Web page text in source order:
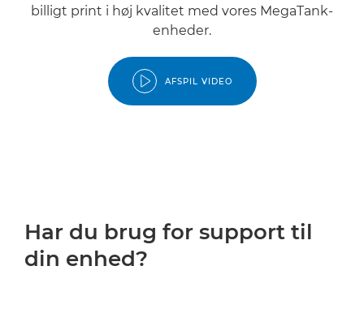
billigt print i høj kvalitet med vores MegaTank-
enheder.
AFSPIL VIDEO
Har du brug for support til
din enhed?